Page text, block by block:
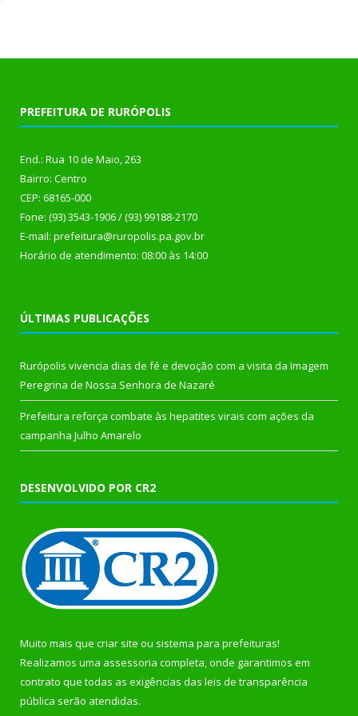
PREFEITURA DE RURÓPOLIS
End.: Rua 10 de Maio, 263
Bairro: Centro
CEP: 68165-000
Fone: (93) 3543-1906 / (93) 99188-2170
E-mail: prefeitura@ruropolis.pa.gov.br
Horário de atendimento: 08:00 às 14:00
ÚLTIMAS PUBLICAÇÕES
Rurópolis vivencia dias de fé e devoção com a visita da Imagem
Peregrina de Nossa Senhora de Nazaré
Prefeitura reforça combate às hepatites virais com ações da
campanha Julho Amarelo
DESENVOLVIDO POR CR2
Muito mais que criar site ou sistema para prefeituras!
Realizamos uma assessoria completa, onde garantimos em
contrato que todas as exigências das leis de transparência
pública serão atendidas.